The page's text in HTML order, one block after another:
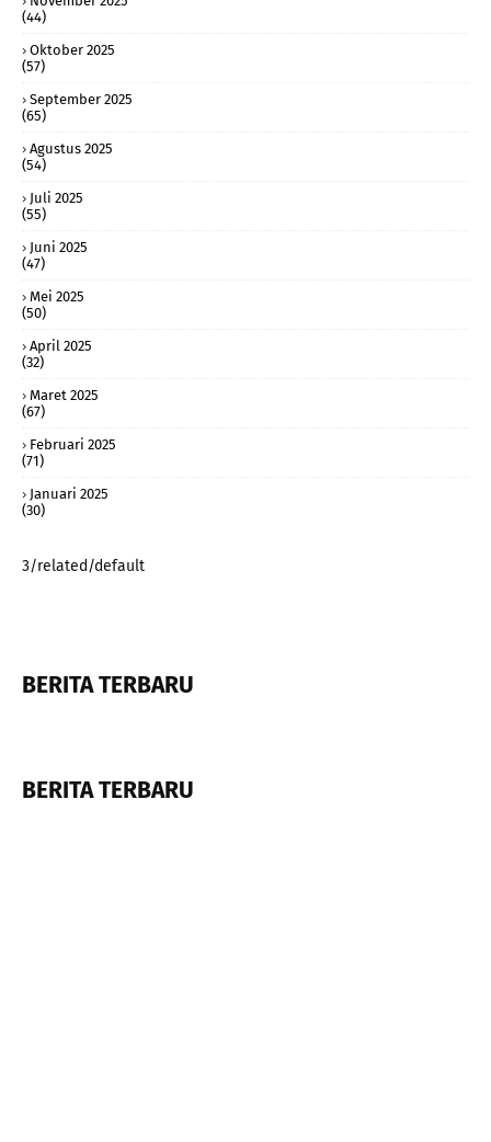
(44)
Oktober 2025
(57)
September 2025
(65)
Agustus 2025
(54)
Juli 2025
(55)
Juni 2025
(47)
Mei 2025
(50)
April 2025
(32)
Maret 2025
(67)
Februari 2025
(71)
Januari 2025
(30)
3/related/default
BERITA TERBARU
BERITA TERBARU